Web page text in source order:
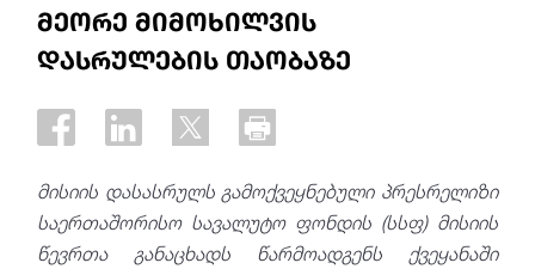
მეორე მიმოხილვის
დასრულების თაობაზე
მისიის დასასრულს გამოქვეყნებული პრესრელიზი
საერთაშორისო სავალუტო ფონდის (სსფ) მისიის
წევრთა განაცხადს წარმოადგენს ქვეყანაში